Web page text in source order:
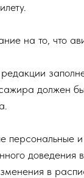
на то, что
должен
персональные
в